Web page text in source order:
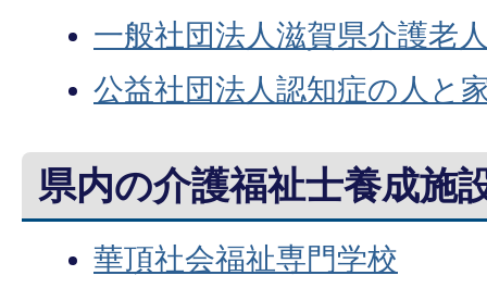
一般社団法人滋賀県介護老
公益社団法人認知症の人と
県内の介護福祉士養成施
華頂社会福祉専門学校